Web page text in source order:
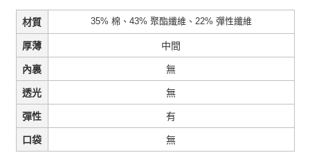
材質 35% 棉、43% 聚酯纖維、22% 彈性纖維
厚薄 中間
內裏 無
透光 無
彈性 有
口袋 無